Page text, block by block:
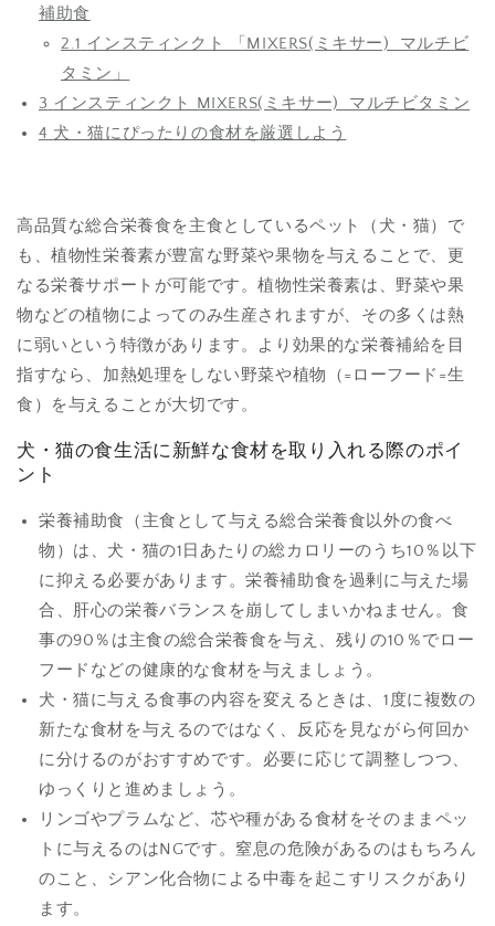
補助食
2.1 インスティンクト 「MIXERS(ミキサー) マルチビ
タミン」
3 インスティンクト MIXERS(ミキサー) マルチビタミン
4 犬・猫にぴったりの食材を厳選しよう
高品質な総合栄養食を主食としているペット（犬・猫）で
も、植物性栄養素が豊富な野菜や果物を与えることで、更
なる栄養サポートが可能です。植物性栄養素は、野菜や果
物などの植物によってのみ生産されますが、その多くは熱
に弱いという特徴があります。より効果的な栄養補給を目
指すなら、加熱処理をしない野菜や植物（=ローフード=生
食）を与えることが大切です。
犬・猫の食生活に新鮮な食材を取り入れる際のポイ
ント
栄養補助食（主食として与える総合栄養食以外の食べ
物）は、犬・猫の1日あたりの総カロリーのうち10％以下
に抑える必要があります。栄養補助食を過剰に与えた場
合、肝心の栄養バランスを崩してしまいかねません。食
事の90％は主食の総合栄養食を与え、残りの10％でロー
フードなどの健康的な食材を与えましょう。
犬・猫に与える食事の内容を変えるときは、1度に複数の
新たな食材を与えるのではなく、反応を見ながら何回か
に分けるのがおすすめです。必要に応じて調整しつつ、
ゆっくりと進めましょう。
リンゴやプラムなど、芯や種がある食材をそのままペッ
トに与えるのはNGです。窒息の危険があるのはもちろん
のこと、シアン化合物による中毒を起こすリスクがあり
ます。